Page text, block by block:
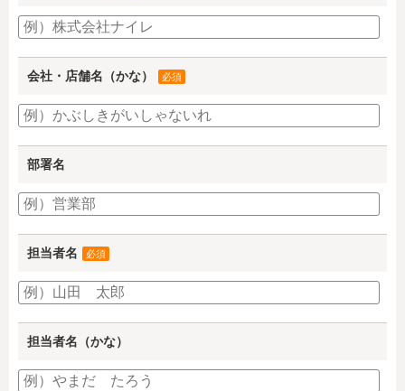
会社・店舗名（かな） 必須
部署名
担当者名 必須
担当者名（かな）